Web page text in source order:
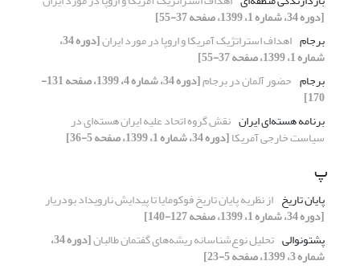
[دوره 34، شماره 1، 1399، صفحه 37-55]
برجام اهداف استراتژیک آمریکا و اروپا در مورد ایران [دوره 34،
شماره 1، 1399، صفحه 37-55]
برجام حضور آلمان در برجام [دوره 34، شماره 4، 1399، صفحه 131-
170]
برنامه هسته‌ای ایران نقش گروه اتحاد علیه ایران هسته‌ای در
سیاست خارجی آمریکا[دوره 34، شماره 1، 1399، صفحه 5-36]
پ
پایان تاریخ از نظریه پایان تاریخ فوکومایا تا پیدایش نارویداد بودریار
[دوره 34، شماره 1، 1399، صفحه 127-140]
پشتونوالی تحلیل نوع‌شناسانه ریشه‌های گفتمان طالبان [دوره 34،
شماره 3، 1399، صفحه 5-23]